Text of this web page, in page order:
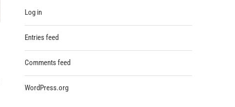
Log in
Entries feed
Comments feed
WordPress.org